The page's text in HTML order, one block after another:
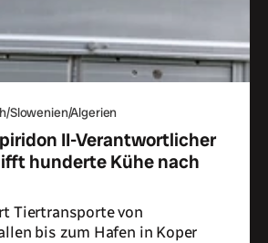
Slowenien/Algerien
II-Verantwortlicher
hunderte Kühe nach
Tiertransporte von
bis zum Hafen in Koper